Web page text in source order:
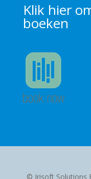
Klik hier
boeken
© Irisoft Solutions